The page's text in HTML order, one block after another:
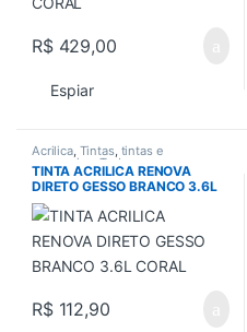
R$429,00
Espiar
Acrilica, Tintas, tintas e
acessorios,Todos
TINTA ACRILICA RENOVA
DIRETO GESSO BRANCO 3.6L
CORAL
R$112,90